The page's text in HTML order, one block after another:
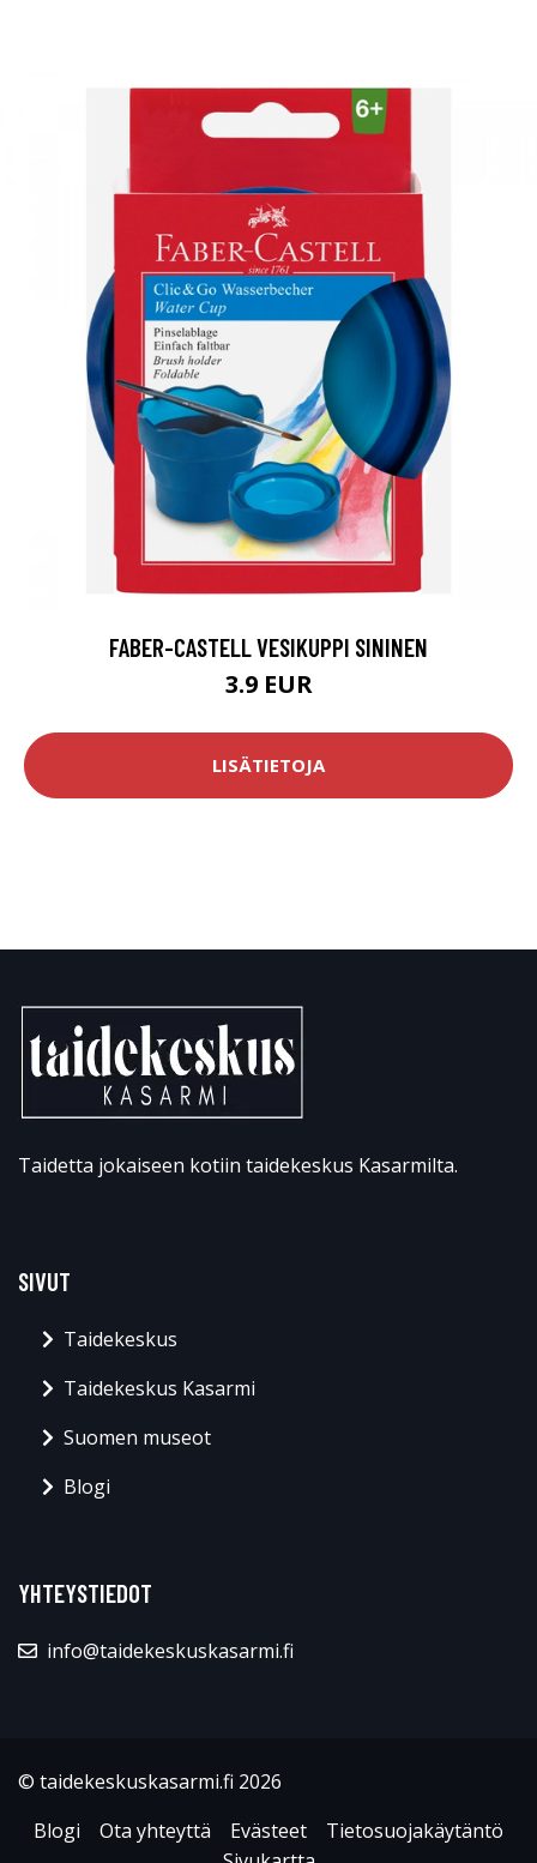
FABER-CASTELL VESIKUPPI SININEN
3.9 EUR
LISÄTIETOJA
Taidetta jokaiseen kotiin taidekeskus Kasarmilta.
SIVUT
Taidekeskus
Taidekeskus Kasarmi
Suomen museot
Blogi
YHTEYSTIEDOT
info@taidekeskuskasarmi.fi
© taidekeskuskasarmi.fi 2026
Blogi
Ota yhteyttä Evästeet
Tietosuojakäytäntö